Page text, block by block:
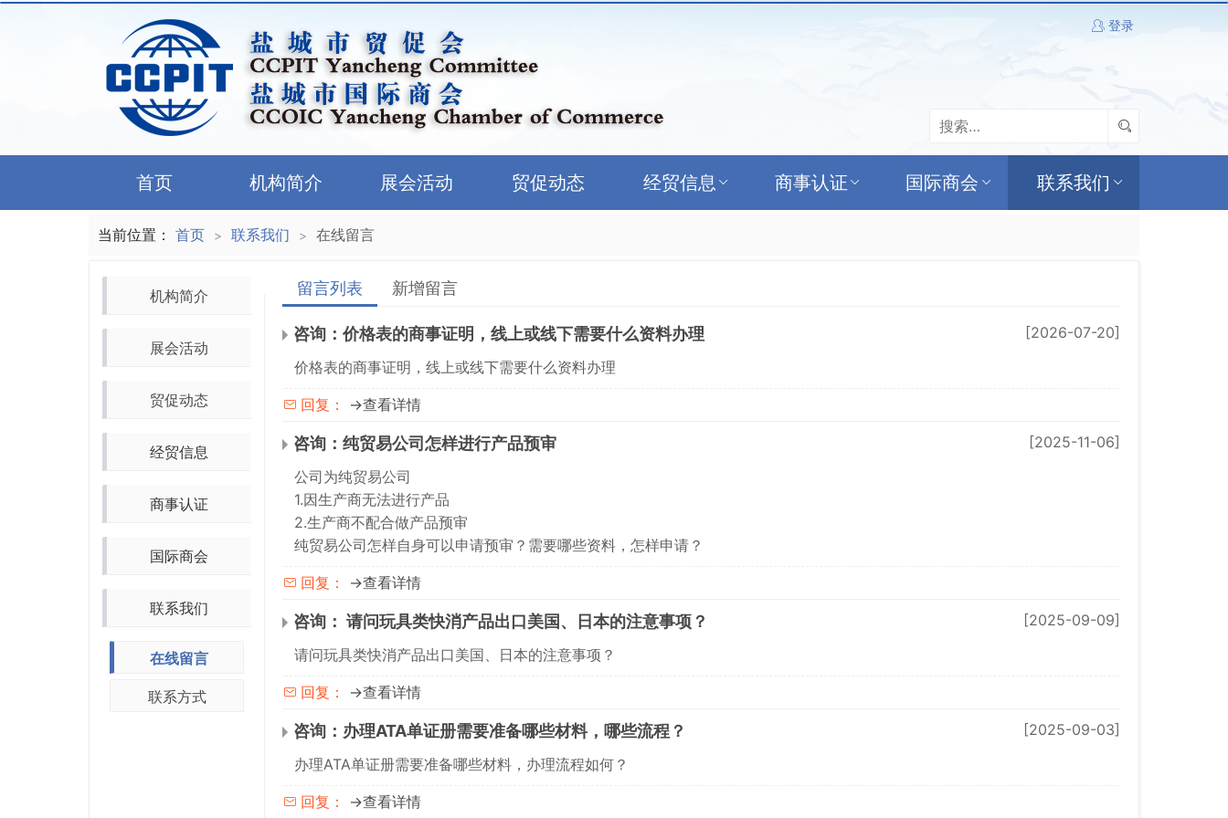
登录
首页 机构简介 展会活动 贸促动态 经贸信息 商事认证 国际商会 联系我们
当前位置： 首页 > 联系我们 > 在线留言
机构简介
展会活动
贸促动态
经贸信息
商事认证
国际商会
联系我们
在线留言
联系方式
留言列表 新增留言
咨询：价格表的商事证明，线上或线下需要什么资料办理
[2026-07-20]
价格表的商事证明，线上或线下需要什么资料办理
回复： →查看详情
咨询：纯贸易公司怎样进行产品预审
[2025-11-06]
公司为纯贸易公司
1.因生产商无法进行产品
2.生产商不配合做产品预审
纯贸易公司怎样自身可以申请预审？需要哪些资料，怎样申请？
回复： →查看详情
咨询： 请问玩具类快消产品出口美国、日本的注意事项？
[2025-09-09]
请问玩具类快消产品出口美国、日本的注意事项？
回复： →查看详情
咨询：办理ATA单证册需要准备哪些材料，哪些流程？
[2025-09-03]
办理ATA单证册需要准备哪些材料，办理流程如何？
回复： →查看详情